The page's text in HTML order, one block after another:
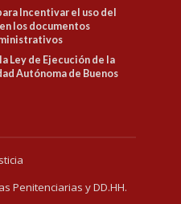
Incentivar el uso del
los documentos
Ley de Ejecución de la
Autónoma de Buenos
Penitenciarias y DD.HH.